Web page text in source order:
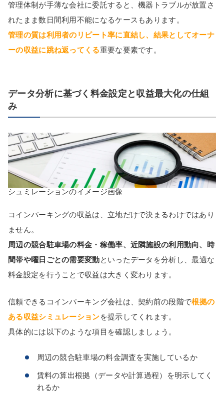
管理体制が手薄な会社に委託すると、機器トラブルが放置さ
れたまま数日間利用不能になるケースもあります。
管理の質は利用者のリピート率に直結し、結果としてオーナ
ーの収益に跳ね返ってくる重要な要素です。
データ分析に基づく料金設定と収益最大化の仕組
み
シュミレーションのイメージ画像
コインパーキングの収益は、立地だけで決まるわけではあり
ません。
周辺の競合駐車場の料金・稼働率、近隣施設の利用動向、時
間帯や曜日ごとの需要変動といったデータを分析し、最適な
料金設定を行うことで収益は大きく変わります。
信頼できるコインパーキング会社は、契約前の段階で根拠の
ある収益シミュレーションを提示してくれます。
具体的には以下のような項目を確認しましょう。
周辺の競合駐車場の料金調査を実施しているか
賃料の算出根拠（データや計算過程）を明示してく
れるか